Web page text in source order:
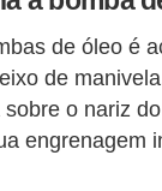
de óleo é
de
o nariz
engrenagem